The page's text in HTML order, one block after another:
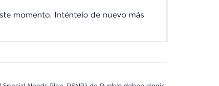
momento. Inténtelo de nuevo más